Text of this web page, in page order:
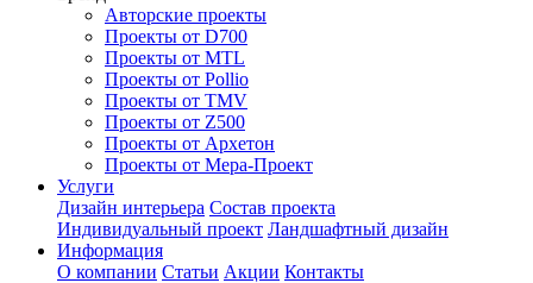
Авторские проекты
Проекты от D700
Проекты от MTL
Проекты от Pollio
Проекты от TMV
Проекты от Z500
Проекты от Архетон
Проекты от Мера-Проект
Услуги
Дизайн интерьера Состав проекта
Индивидуальный проект Ландшафтный дизайн
Информация
О компании Статьи Акции Контакты